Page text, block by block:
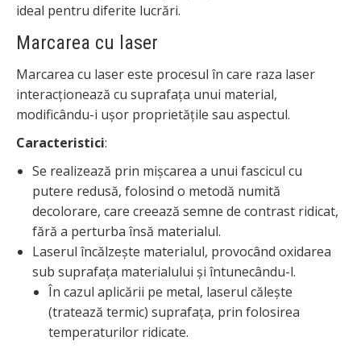
ideal pentru diferite lucrări.
Marcarea cu laser
Marcarea cu laser este procesul în care raza laser
interacționează cu suprafața unui material,
modificându-i ușor proprietățile sau aspectul.
Caracteristici:
Se realizează prin mișcarea a unui fascicul cu
putere redusă, folosind o metodă numită
decolorare, care creează semne de contrast ridicat,
fără a perturba însă materialul.
Laserul încălzește materialul, provocând oxidarea
sub suprafața materialului și întunecându-l.
În cazul aplicării pe metal, laserul călește
(tratează termic) suprafața, prin folosirea
temperaturilor ridicate.